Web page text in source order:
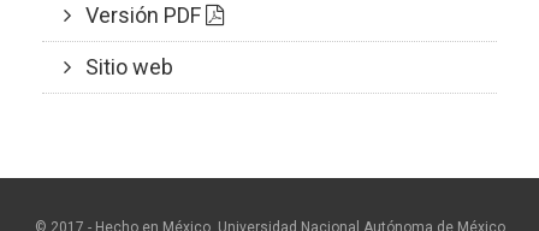
Versión PDF
Sitio web
© 2017 - Hecho en México, Universidad Nacional Autónoma de México